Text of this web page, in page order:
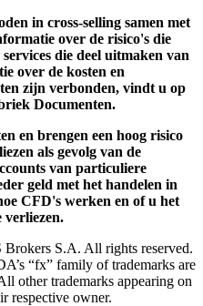
in cross-selling samen met
over de risico's die
die deel uitmaken van
over de kosten en
zijn verbonden, vindt u op
Documenten.
en brengen een hoog risico
als gevolg van de
van particuliere
geld met het handelen in
CFD's werken en of u het
verliezen.
S.A. All rights reserved.
“fx” family of trademarks are
other trademarks appearing on
respective owner.